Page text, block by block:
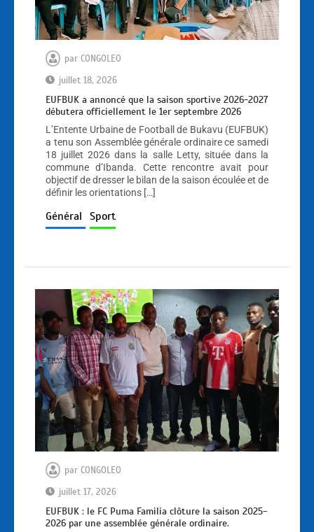
par CONGOLEO
juillet 18, 2026
EUFBUK a annoncé que la saison sportive 2026-2027
débutera officiellement le 1er septembre 2026
L’Entente Urbaine de Football de Bukavu (EUFBUK)
a tenu son Assemblée générale ordinaire ce samedi
18 juillet 2026 dans la salle Letty, située dans la
commune d’Ibanda. Cette rencontre avait pour
objectif de dresser le bilan de la saison écoulée et de
définir les orientations […]
Général Sport
par CONGOLEO
juillet 17, 2026
EUFBUK : le FC Puma Familia clôture la saison 2025-
2026 par une assemblée générale ordinaire.